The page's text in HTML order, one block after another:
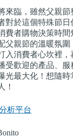
來臨，雖然父親節
對於這個特殊節日
費者購物決策時間
父親節的溫暖氛圍
入消費者心坎裡
受歡迎的產品、服
光最大化！想隨時
！
析平台